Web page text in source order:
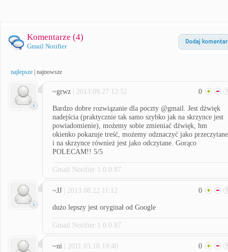
Komentarze (4)
Gmail Notifier
najlepsze najnowsze
~grwz | 2013.09.27 12:52 0
Bardzo dobre rozwiązanie dla poczty @gmail. Jest dźwięk
nadejścia (praktycznie tak samo szybko jak na skrzynce jest
powiadomienie), możemy sobie zmieniać dźwięk, hm
okienko pokazuje treść, możemy odznaczyć jako przeczytane
i na skrzynce również jest jako odczytane. Gorąco
POLECAM!! 5/5
Gmail Notifier 1.0.0.87
~JJ | 2013.08.22 11:12 0
dużo lepszy jest oryginał od Google
Gmail Notifier 1.0.0.87
~ni | 2011.03.18 19:40 0